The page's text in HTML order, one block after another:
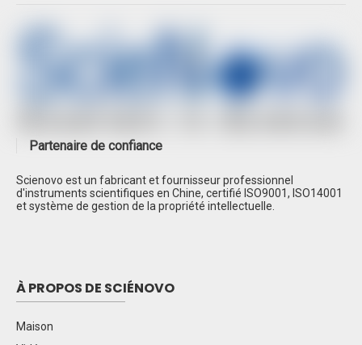
Partenaire de confiance
Scienovo est un fabricant et fournisseur professionnel
d'instruments scientifiques en Chine, certifié ISO9001, ISO14001
et système de gestion de la propriété intellectuelle.
À PROPOS DE SCIÉNOVO
Maison